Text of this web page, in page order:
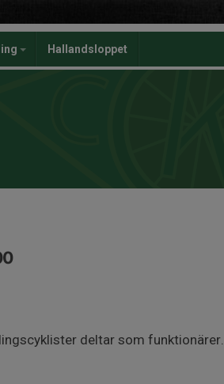
Hallandsloppet
deltar som funktionärer.